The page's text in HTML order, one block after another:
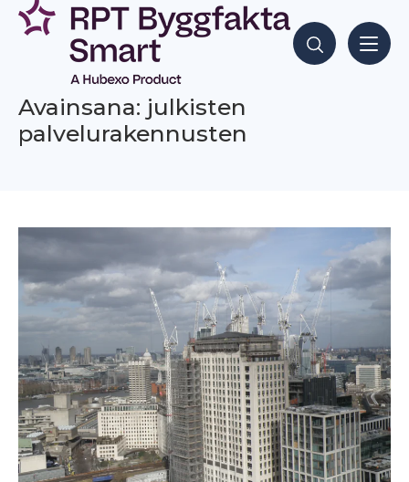
Siirry
sisältöön
Hae sisältöjä
Avainsana: julkisten
palvelurakennusten